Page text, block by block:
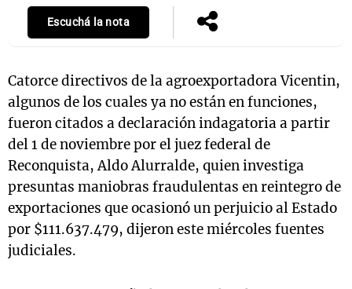
Escuchá la nota
Catorce directivos de la agroexportadora Vicentin,
algunos de los cuales ya no están en funciones,
fueron citados a declaración indagatoria a partir
del 1 de noviembre por el juez federal de
Reconquista, Aldo Alurralde, quien investiga
presuntas maniobras fraudulentas en reintegro de
exportaciones que ocasionó un perjuicio al Estado
por $111.637.479, dijeron este miércoles fuentes
judiciales.